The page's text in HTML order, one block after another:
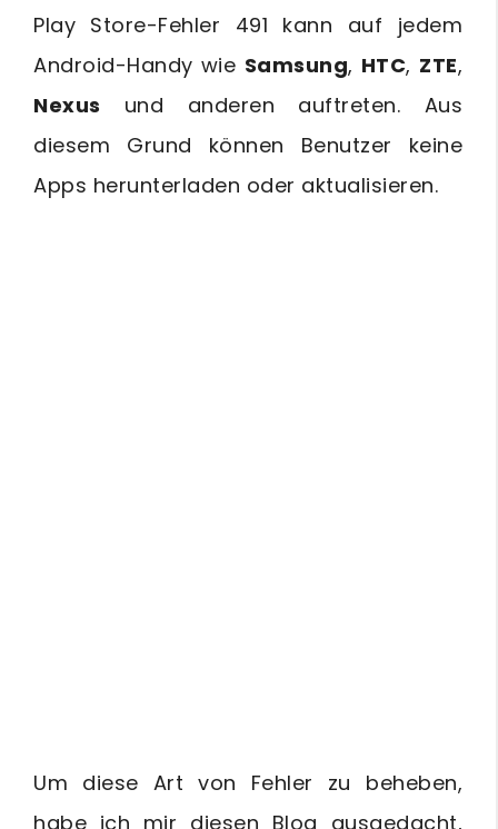
Play Store-Fehler 491 kann auf jedem
Android-Handy wie Samsung, HTC, ZTE,
Nexus und anderen auftreten. Aus
diesem Grund können Benutzer keine
Apps herunterladen oder aktualisieren.
Um diese Art von Fehler zu beheben,
habe ich mir diesen Blog ausgedacht,